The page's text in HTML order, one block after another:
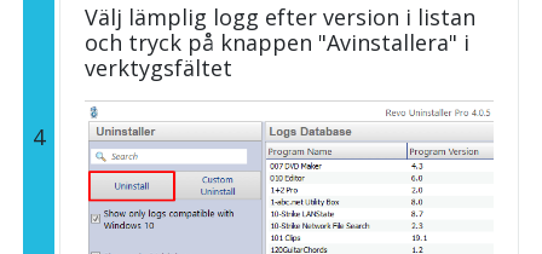
4
Välj lämplig logg efter version i listan
och tryck på knappen "Avinstallera" i
verktygsfältet